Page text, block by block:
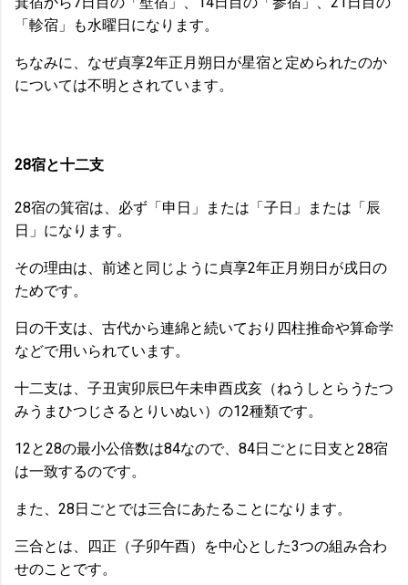
「軫宿」も水曜日になります。
ちなみに、なぜ貞享2年正月朔日が星宿と定められたのか
については不明とされています。
28宿と十二支
28宿の箕宿は、必ず「申日」または「子日」または「辰
日」になります。
その理由は、前述と同じように貞享2年正月朔日が戌日の
ためです。
日の干支は、古代から連綿と続いており四柱推命や算命学
などで用いられています。
十二支は、子丑寅卯辰巳午未申酉戌亥（ねうしとらうたつ
みうまひつじさるとりいぬい）の12種類です。
12と28の最小公倍数は84なので、84日ごとに日支と28宿
は一致するのです。
また、28日ごとでは三合にあたることになります。
三合とは、四正（子卯午酉）を中心とした3つの組み合わ
せのことです。